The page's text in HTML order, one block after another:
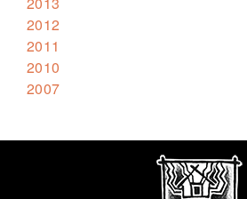
2012
2011
2010
2007